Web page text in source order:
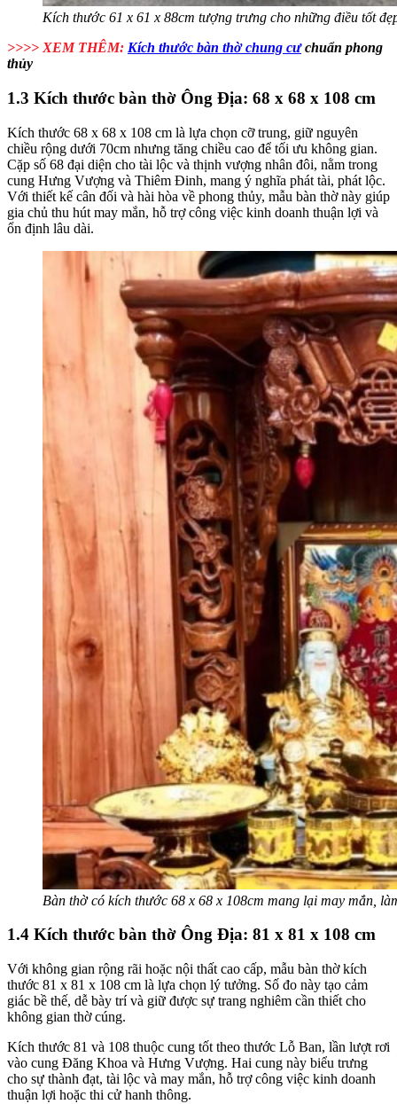
Kích thước 61 x 61 x 88cm tượng trưng cho những điều tốt
>>>> XEM THÊM: Kích thước bàn thờ chung cưchuẩn phong
thủy
1.3 Kích thước bàn thờ Ông Địa: 68 x 68 x 108 cm
Kích thước 68 x 68 x 108 cm là lựa chọn cỡ trung, giữ nguyên
chiều rộng dưới 70cm nhưng tăng chiều cao để tối ưu không gian.
Cặp số 68 đại diện cho tài lộc và thịnh vượng nhân đôi, nằm trong
cung Hưng Vượng và Thiêm Đinh, mang ý nghĩa phát tài, phát lộc.
Với thiết kế cân đối và hài hòa về phong thủy, mẫu bàn thờ này giúp
gia chủ thu hút may mắn, hỗ trợ công việc kinh doanh thuận lợi và
ổn định lâu dài.
Bàn thờ có kích thước 68 x 68 x 108cm mang lại may mắn,
1.4 Kích thước bàn thờ Ông Địa: 81 x 81 x 108 cm
Với không gian rộng rãi hoặc nội thất cao cấp, mẫu bàn thờ kích
thước 81 x 81 x 108 cm là lựa chọn lý tưởng. Số đo này tạo cảm
giác bề thế, dễ bày trí và giữ được sự trang nghiêm cần thiết cho
không gian thờ cúng.
Kích thước 81 và 108 thuộc cung tốt theo thước Lỗ Ban, lần lượt rơi
vào cung Đăng Khoa và Hưng Vượng. Hai cung này biểu trưng
cho sự thành đạt, tài lộc và may mắn, hỗ trợ công việc kinh doanh
thuận lợi hoặc thi cử hanh thông.